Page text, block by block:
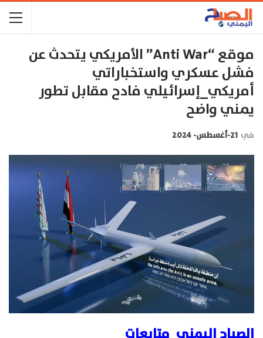
موقع “anti War” الأمريكي يتحدث عن
فشل عسكري واستخباراتي
أمريكي_إسرائيلي فادح مقابل تطور
يمني واضح
في 21-أغسطس- 2024